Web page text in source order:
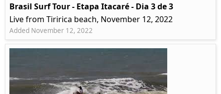
Brasil Surf Tour - Etapa Itacaré - Dia 3 de 3
Live from Tiririca beach, November 12, 2022
Added November 12, 2022